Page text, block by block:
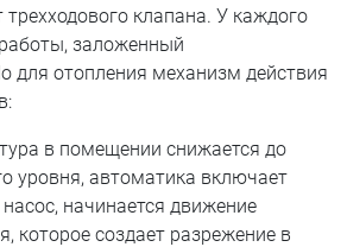
трехходового клапана. У каждого
заложенный
для отопления механизм действия
в помещении снижается до
уровня, автоматика включает
начинается движение
которое создает разрежение в